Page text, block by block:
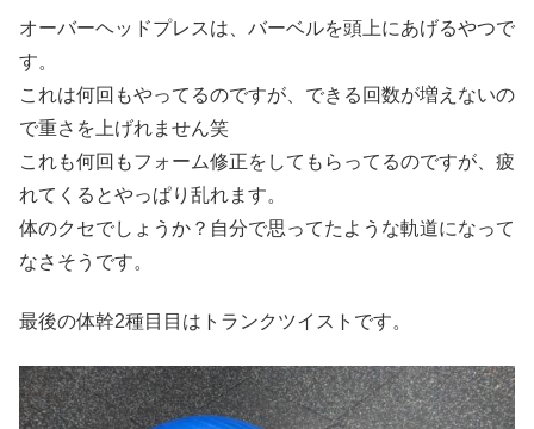
オーバーヘッドプレスは、バーベルを頭上にあげるやつで
す。
これは何回もやってるのですが、できる回数が増えないの
で重さを上げれません笑
これも何回もフォーム修正をしてもらってるのですが、疲
れてくるとやっぱり乱れます。
体のクセでしょうか？自分で思ってたような軌道になって
なさそうです。
最後の体幹2種目目はトランクツイストです。